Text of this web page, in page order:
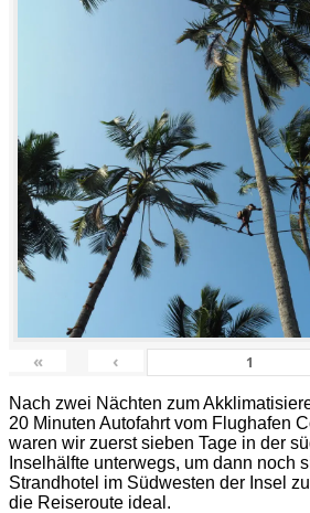
« ‹
Nach zwei Nächten zum
20 Minuten Autofahrt vom Flughafen
waren wir zuerst sieben Tage in der
Inselhälfte unterwegs, um dann noch
Strandhotel im Südwesten der Insel
die Reiseroute ideal.